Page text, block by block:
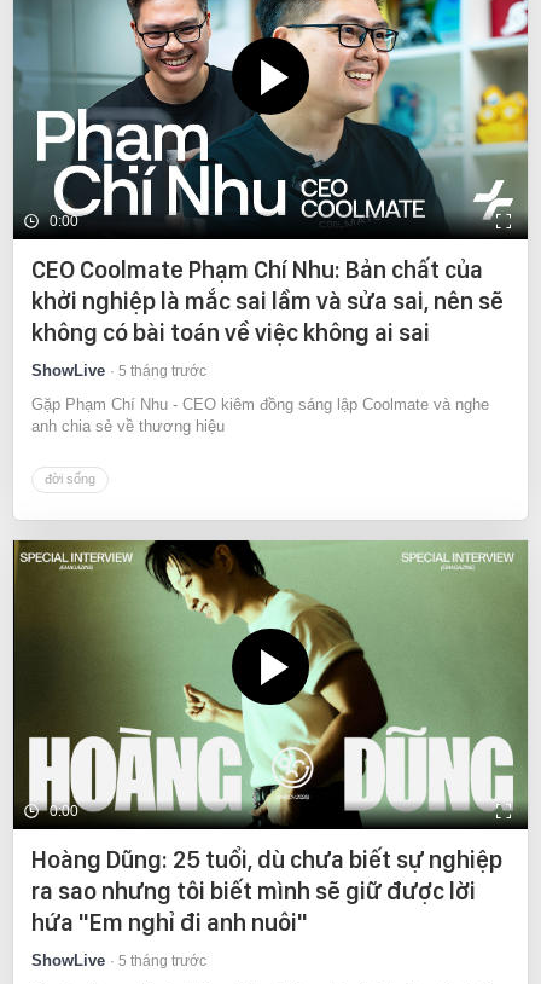
0:00
CEO Coolmate Phạm Chí Nhu: Bản chất của
khởi nghiệp là mắc sai lầm và sửa sai, nên sẽ
không có bài toán về việc không ai sai
ShowLive 5 tháng trước
Gặp Phạm Chí Nhu - CEO kiêm đồng sáng lập Coolmate và nghe
anh chia sẻ về thương hiệu
đời sống
0:00
Hoàng Dũng: 25 tuổi, dù chưa biết sự nghiệp
ra sao nhưng tôi biết mình sẽ giữ được lời
hứa "Em nghỉ đi anh nuôi"
ShowLive 5 tháng trước